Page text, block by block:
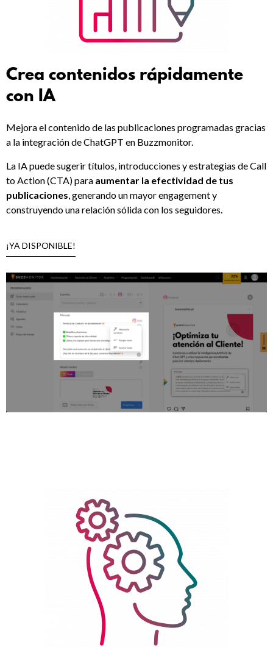
Crea contenidos rápidamente
con IA
Mejora el contenido de las publicaciones programadas gracias
a la integración de ChatGPT en Buzzmonitor.
La IA puede sugerir títulos, introducciones y estrategias de Call
to Action (CTA) para aumentar la efectividad de tus
publicaciones , generando un mayor engagement y
construyendo una relación sólida con los seguidores.
¡YA DISPONIBLE!